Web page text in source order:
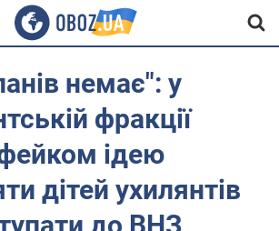
немає": у
фракції
ідею
дітей ухилянтів